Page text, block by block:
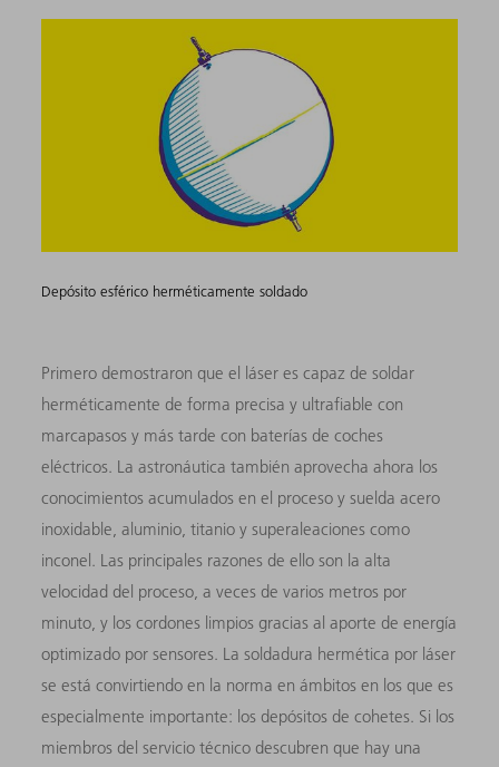
Depósito esférico herméticamente soldado
Primero demostraron que el láser es capaz de soldar
herméticamente de forma precisa y ultrafiable con
marcapasos y más tarde con baterías de coches
eléctricos. La astronáutica también aprovecha ahora los
conocimientos acumulados en el proceso y suelda acero
inoxidable, aluminio, titanio y superaleaciones como
inconel. Las principales razones de ello son la alta
velocidad del proceso, a veces de varios metros por
minuto, y los cordones limpios gracias al aporte de energía
optimizado por sensores. La soldadura hermética por láser
se está convirtiendo en la norma en ámbitos en los que es
especialmente importante: los depósitos de cohetes. Si los
miembros del servicio técnico descubren que hay una